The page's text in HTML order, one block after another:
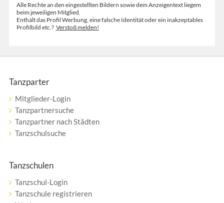
Alle Rechte an den eingestellten Bildern sowie dem Anzeigentext liegem
beim jeweiligen Mitglied.
Enthält das Profil Werbung, eine falsche Identität oder ein inakzeptables
Profilbild etc.? Verstoß melden!
Tanzparter
Mitglieder-Login
Tanzpartnersuche
Tanzpartner nach Städten
Tanzschulsuche
Tanzschulen
Tanzschul-Login
Tanzschule registrieren